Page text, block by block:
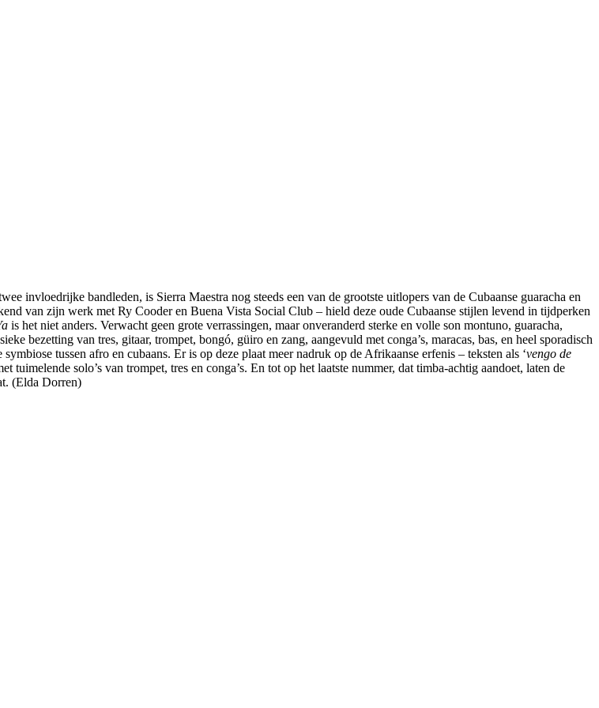
invloedrijke bandleden, is Sierra Maestra nog steeds een van de grootste uitlopers van de Cubaanse guaracha en
van zijn werk met Ry Cooder en Buena Vista Social Club – hield deze oude Cubaanse stijlen levend in tijdperken
is het niet anders. Verwacht geen grote verrassingen, maar onveranderd sterke en volle son montuno, guaracha,
bezetting van tres, gitaar, trompet, bongó, güiro en zang, aangevuld met conga’s, maracas, bas, en heel sporadisch
tussen afro en cubaans. Er is op deze plaat meer nadruk op de Afrikaanse erfenis – teksten als ‘vengo de
tuimelende solo’s van trompet, tres en conga’s. En tot op het laatste nummer, dat timba-achtig aandoet, laten de
(Elda Dorren)